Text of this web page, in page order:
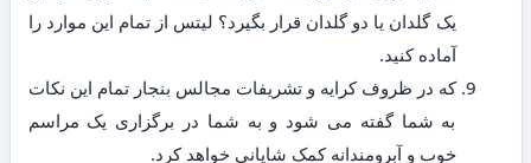
یک گلدان یا دو گلدان قرار بگیرد؟ لیتس از تمام این موارد را
آماده کنید.
که در ظروف کرایه و تشریفات مجالس بنجار تمام این نکات
به شما گفته می شود و به شما در برگزاری یک مراسم
خوب و آبرومندانه کمک شایانی خواهد کرد.